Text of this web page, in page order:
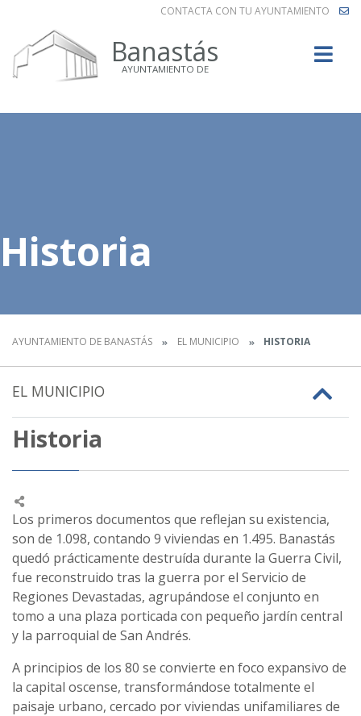
CONTACTA CON TU AYUNTAMIENTO
Banastás
AYUNTAMIENTO DE
Historia
AYUNTAMIENTO DE BANASTÁS EL MUNICIPIO HISTORIA
EL MUNICIPIO
Historia
Los primeros documentos que reflejan su existencia,
son de 1.098, contando 9 viviendas en 1.495. Banastás
quedó prácticamente destruída durante la Guerra Civil,
fue reconstruido tras la guerra por el Servicio de
Regiones Devastadas, agrupándose el conjunto en
tomo a una plaza porticada con pequeño jardín central
y la parroquial de San Andrés.
A principios de los 80 se convierte en foco expansivo de
la capital oscense, transformándose totalmente el
paisaje urbano, cercado por viviendas unifamiliares de